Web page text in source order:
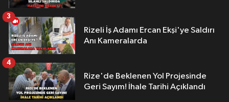
Rizeli İş Adamı Ercan Ekşi'ye Saldırı
Anı Kameralarda
3
Rize'de Beklenen Yol Projesinde
Geri Sayım! İhale Tarihi Açıklandı
4